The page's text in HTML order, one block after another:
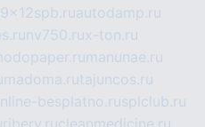
autodamp.ru
nv750.rux-ton.ru
manunae.ru
madoma.rutajuncos.ru
besplatno.rusplclub.ru
ribery.rucleanmedicine.ru